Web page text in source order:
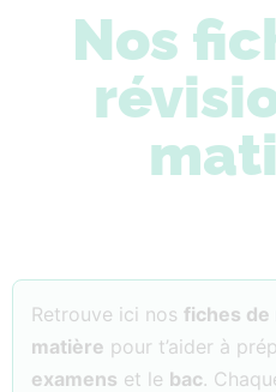
Nos
Retrouve ici nos fiches de
matière pour t’aider à
examens et le bac.